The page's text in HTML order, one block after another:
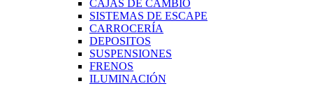
CAJAS DE CAMBIO
SISTEMAS DE ESCAPE
CARROCERÍA
DEPOSITOS
SUSPENSIONES
FRENOS
ILUMINACIÓN